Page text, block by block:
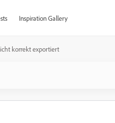
Inspiration Gallery
korrekt exportiert